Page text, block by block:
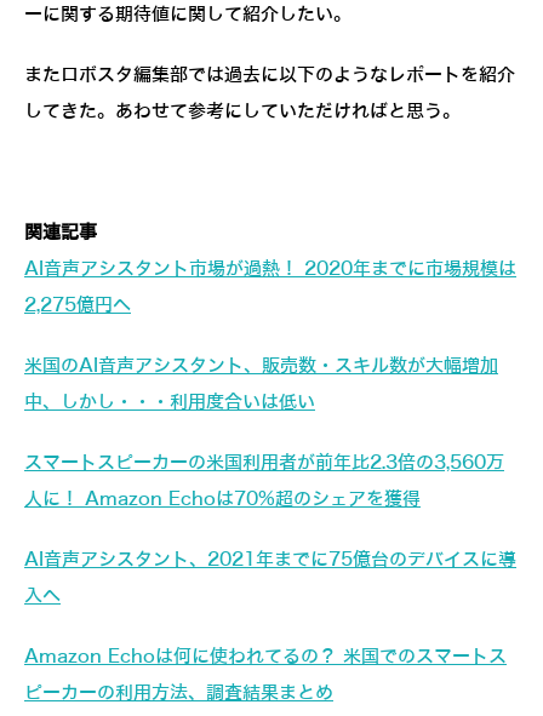
ーに関する期待値に関して紹介したい。
またロボスタ編集部では過去に以下のようなレポートを紹介
してきた。あわせて参考にしていただければと思う。
関連記事
AI音声アシスタント市場が過熱！ 2020年までに市場規模は
2,275億円へ
米国のAI音声アシスタント、販売数・スキル数が大幅増加
中、しかし・・・利用度合いは低い
スマートスピーカーの米国利用者が前年比2.3倍の3,560万
人に！ Amazon Echoは70%超のシェアを獲得
AI音声アシスタント、2021年までに75億台のデバイスに導
入へ
Amazon Echoは何に使われてるの？ 米国でのスマートス
ピーカーの利用方法、調査結果まとめ